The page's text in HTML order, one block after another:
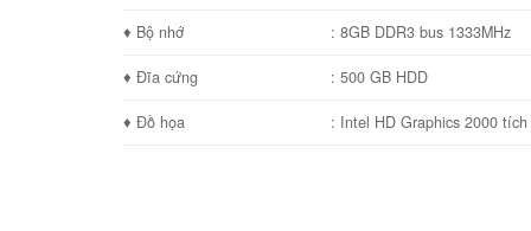
♦ Bộ nhớ : 8GB DDR3 bus 1333MHz
♦ Đĩa cứng : 500 GB HDD
♦ Đồ họa : Intel HD Graphics 2000